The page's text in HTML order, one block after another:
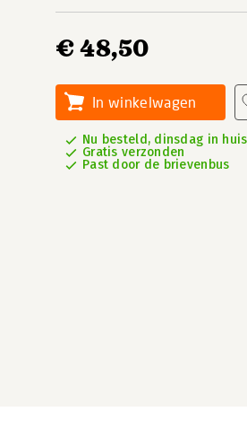
€ 48,50
In winkelwagen
Nu besteld, dinsdag in huis
Gratis verzonden
Past door de brievenbus